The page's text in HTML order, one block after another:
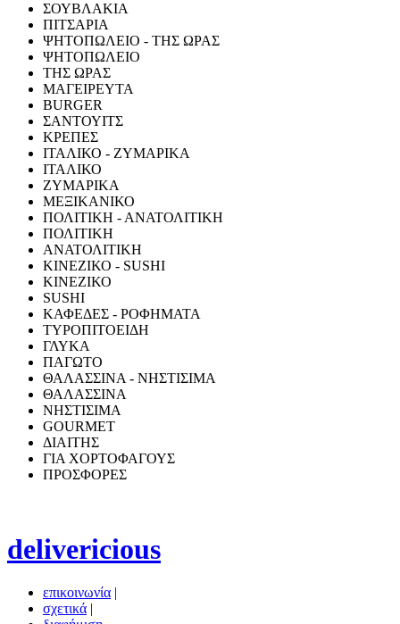
ΣΟΥΒΛΑΚΙΑ
ΠΙΤΣΑΡΙΑ
ΨΗΤΟΠΩΛΕΙΟ - ΤΗΣ ΩΡΑΣ
ΨΗΤΟΠΩΛΕΙΟ
ΤΗΣ ΩΡΑΣ
ΜΑΓΕΙΡΕΥΤΑ
BURGER
ΣΑΝΤΟΥΙΤΣ
ΚΡΕΠΕΣ
ΙΤΑΛΙΚΟ - ΖΥΜΑΡΙΚΑ
ΙΤΑΛΙΚΟ
ΖΥΜΑΡΙΚΑ
ΜΕΞΙΚΑΝΙΚΟ
ΠΟΛΙΤΙΚΗ - ΑΝΑΤΟΛΙΤΙΚΗ
ΠΟΛΙΤΙΚΗ
ΑΝΑΤΟΛΙΤΙΚΗ
ΚΙΝΕΖΙΚΟ - SUSHI
ΚΙΝΕΖΙΚΟ
SUSHI
ΚΑΦΕΔΕΣ - ΡΟΦΗΜΑΤΑ
ΤΥΡΟΠΙΤΟΕΙΔΗ
ΓΛΥΚΑ
ΠΑΓΩΤΟ
ΘΑΛΑΣΣΙΝΑ - ΝΗΣΤΙΣΙΜΑ
ΘΑΛΑΣΣΙΝΑ
ΝΗΣΤΙΣΙΜΑ
GOURMET
ΔΙΑΙΤΗΣ
ΓΙΑ ΧΟΡΤΟΦΑΓΟΥΣ
ΠΡΟΣΦΟΡΕΣ
delivericious
επικοινωνία |
σχετικά |